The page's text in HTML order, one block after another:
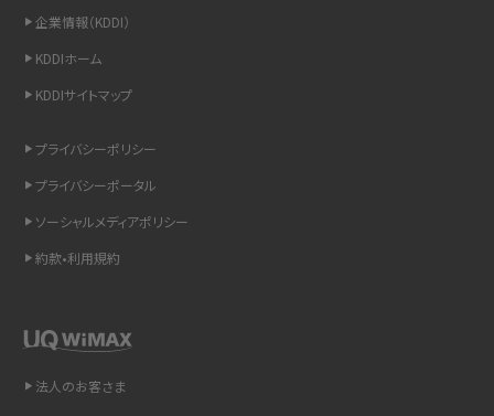
スマホのウィジェットとは？iPhone・Androidの設定方法やおススメを紹介
インスタのDMの送り方は？便利機能の使い方や注意点をわかりやすく解説
Bluetooth®とは？Wi-Fiとの違いやスマホ・PCとの接続方法を解説
「iPhoneを探す」の使い方と設定方法を紹介！ブラウザやアプリから探す方法を
企業情報（KDDI）
KDDIホーム
KDDIサイトマップ
プライバシーポリシー
プライバシーポータル
ソーシャルメディアポリシー
約款•利用規約
法人のお客さま